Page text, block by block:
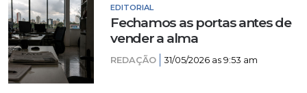
EDITORIAL
Fechamos as portas antes de
vender a alma
REDAÇÃO 31/05/2026 as 9:53 am